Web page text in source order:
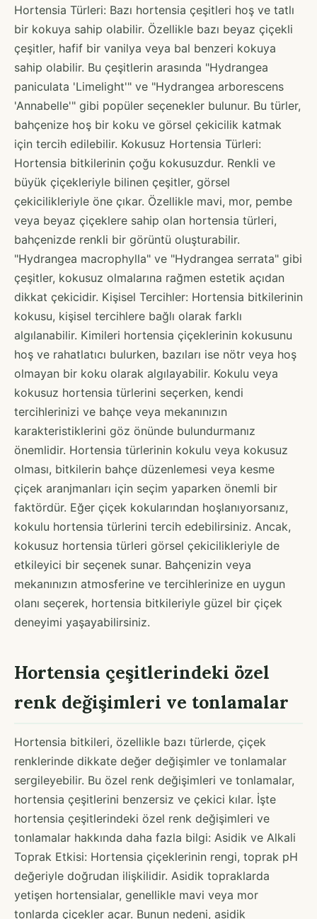
Hortensia Türleri: Bazı hortensia çeşitleri hoş ve tatlı
bir kokuya sahip olabilir. Özellikle bazı beyaz çiçekli
çeşitler, hafif bir vanilya veya bal benzeri kokuya
sahip olabilir. Bu çeşitlerin arasında "Hydrangea
paniculata 'Limelight'" ve "Hydrangea arborescens
'Annabelle'" gibi popüler seçenekler bulunur. Bu türler,
bahçenize hoş bir koku ve görsel çekicilik katmak
için tercih edilebilir. Kokusuz Hortensia Türleri:
Hortensia bitkilerinin çoğu kokusuzdur. Renkli ve
büyük çiçekleriyle bilinen çeşitler, görsel
çekicilikleriyle öne çıkar. Özellikle mavi, mor, pembe
veya beyaz çiçeklere sahip olan hortensia türleri,
bahçenizde renkli bir görüntü oluşturabilir.
"Hydrangea macrophylla" ve "Hydrangea serrata" gibi
çeşitler, kokusuz olmalarına rağmen estetik açıdan
dikkat çekicidir. Kişisel Tercihler: Hortensia bitkilerinin
kokusu, kişisel tercihlere bağlı olarak farklı
algılanabilir. Kimileri hortensia çiçeklerinin kokusunu
hoş ve rahatlatıcı bulurken, bazıları ise nötr veya hoş
olmayan bir koku olarak algılayabilir. Kokulu veya
kokusuz hortensia türlerini seçerken, kendi
tercihlerinizi ve bahçe veya mekanınızın
karakteristiklerini göz önünde bulundurmanız
önemlidir. Hortensia türlerinin kokulu veya kokusuz
olması, bitkilerin bahçe düzenlemesi veya kesme
çiçek aranjmanları için seçim yaparken önemli bir
faktördür. Eğer çiçek kokularından hoşlanıyorsanız,
kokulu hortensia türlerini tercih edebilirsiniz. Ancak,
kokusuz hortensia türleri görsel çekicilikleriyle de
etkileyici bir seçenek sunar. Bahçenizin veya
mekanınızın atmosferine ve tercihlerinize en uygun
olanı seçerek, hortensia bitkileriyle güzel bir çiçek
deneyimi yaşayabilirsiniz.
Hortensia çeşitlerindeki özel
renk değişimleri ve tonlamalar
Hortensia bitkileri, özellikle bazı türlerde, çiçek
renklerinde dikkate değer değişimler ve tonlamalar
sergileyebilir. Bu özel renk değişimleri ve tonlamalar,
hortensia çeşitlerini benzersiz ve çekici kılar. İşte
hortensia çeşitlerindeki özel renk değişimleri ve
tonlamalar hakkında daha fazla bilgi: Asidik ve Alkali
Toprak Etkisi: Hortensia çiçeklerinin rengi, toprak pH
değeriyle doğrudan ilişkilidir. Asidik topraklarda
yetişen hortensialar, genellikle mavi veya mor
tonlarda çiçekler açar. Bunun nedeni, asidik